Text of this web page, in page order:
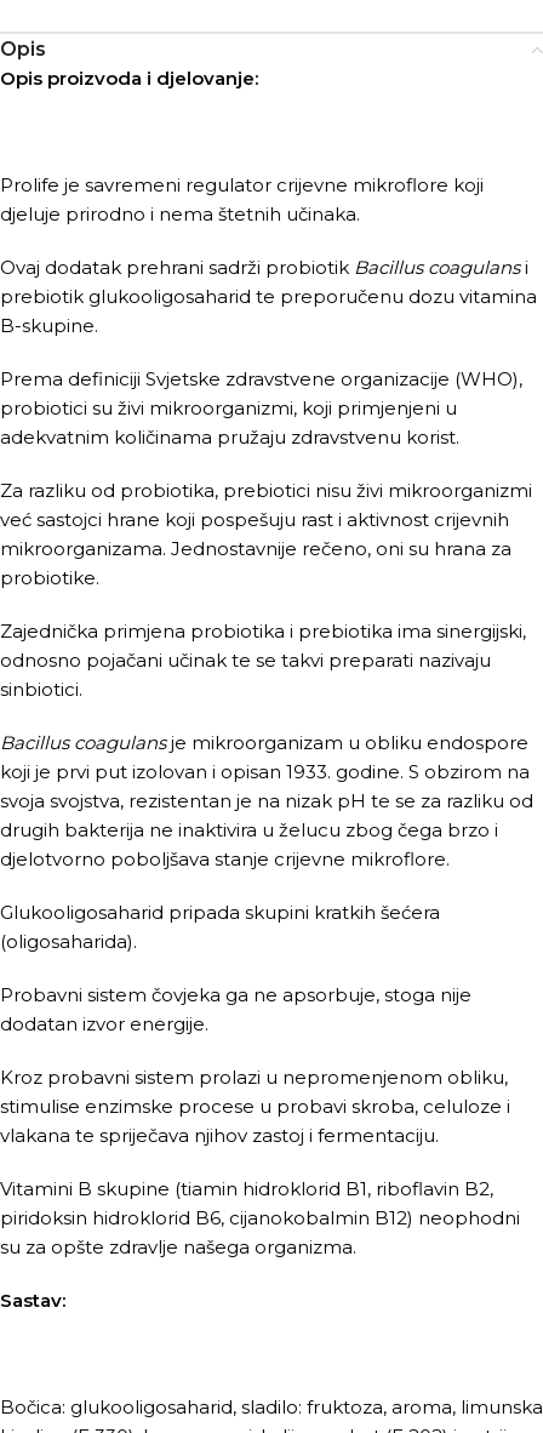
Opis
Opis proizvoda i djelovanje:
Prolife je savremeni regulator crijevne mikroflore koji
djeluje prirodno i nema štetnih učinaka.
Ovaj dodatak prehrani sadrži probiotik Bacillus coagulansi
prebiotik glukooligosaharid te preporučenu dozu vitamina
B-skupine.
Prema definiciji Svjetske zdravstvene organizacije (WHO),
probiotici su živi mikroorganizmi, koji primjenjeni u
adekvatnim količinama pružaju zdravstvenu korist.
Za razliku od probiotika, prebiotici nisu živi mikroorganizmi
već sastojci hrane koji pospešuju rast i aktivnost crijevnih
mikroorganizama. Jednostavnije rečeno, oni su hrana za
probiotike.
Zajednička primjena probiotika i prebiotika ima sinergijski,
odnosno pojačani učinak te se takvi preparati nazivaju
sinbiotici.
Bacillus coagulansje mikroorganizam u obliku endospore
koji je prvi put izolovan i opisan 1933. godine. S obzirom na
svoja svojstva, rezistentan je na nizak pH te se za razliku od
drugih bakterija ne inaktivira u želucu zbog čega brzo i
djelotvorno poboljšava stanje crijevne mikroflore.
Glukooligosaharid pripada skupini kratkih šećera
(oligosaharida).
Probavni sistem čovjeka ga ne apsorbuje, stoga nije
dodatan izvor energije.
Kroz probavni sistem prolazi u nepromenjenom obliku,
stimulise enzimske procese u probavi skroba, celuloze i
vlakana te spriječava njihov zastoj i fermentaciju.
Vitamini B skupine (tiamin hidroklorid B1, riboflavin B2,
piridoksin hidroklorid B6, cijanokobalmin B12) neophodni
su za opšte zdravlje našega organizma.
Sastav:
Bočica: glukooligosaharid, sladilo: fruktoza, aroma, limunska